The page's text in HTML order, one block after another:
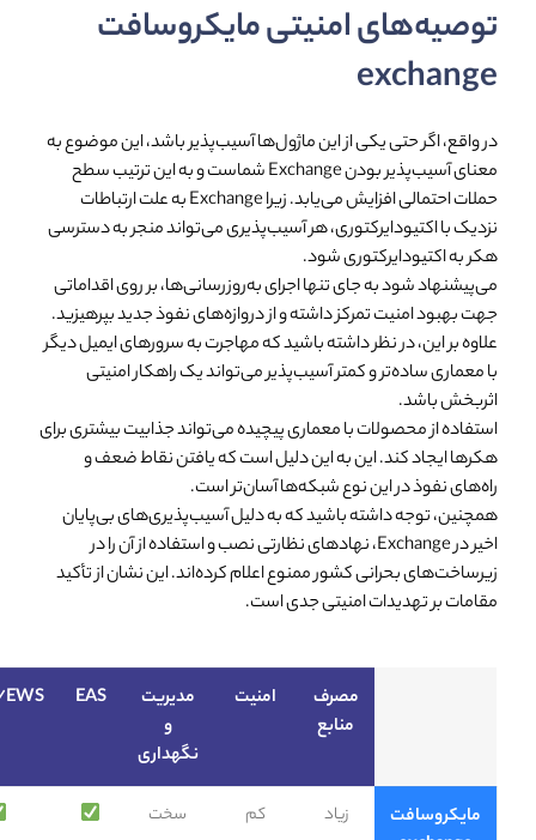
توصیه‌های امنیتی مایکروسافت
exchange
در واقع، اگر حتی یکی از این ماژول‌ها آسیب‌پذیر باشد، این موضوع به
معنای آسیب‌پذیر بودن Exchange شماست و به این ترتیب سطح
حملات احتمالی افزایش می‌یابد. زیرا Exchange به علت ارتباطات
نزدیک با اکتیودایرکتوری، هر آسیب‌پذیری می‌تواند منجر به دسترسی
هکر به اکتیودایرکتوری شود.
می‌پیشنهاد شود به جای تنها اجرای به‌روزرسانی‌ها، بر روی اقداماتی
جهت بهبود امنیت تمرکز داشته و از دروازه‌های نفوذ جدید بپرهیزید.
علاوه بر این، در نظر داشته باشید که مهاجرت به سرورهای ایمیل دیگر
با معماری ساده‌تر و کمتر آسیب‌پذیر می‌تواند یک راهکار امنیتی
اثربخش باشد.
استفاده از محصولات با معماری پیچیده می‌تواند جذابیت بیشتری برای
هکرها ایجاد کند. این به این دلیل است که یافتن نقاط ضعف و
راه‌های نفوذ در این نوع شبکه‌ها آسان‌تر است.
همچنین، توجه داشته باشید که به دلیل آسیب‌پذیری‌های بی‌پایان
اخیر در Exchange، نهادهای نظارتی نصب و استفاده از آن را در
زیرساخت‌های بحرانی کشور ممنوع اعلام کرده‌اند. این نشان از تأکید
مقامات بر تهدیدات امنیتی جدی است.
مصرف
منابع
امنیت
مدیریت
و
نگهداری
EAS
مایکروسافت
زیاد کم سخت